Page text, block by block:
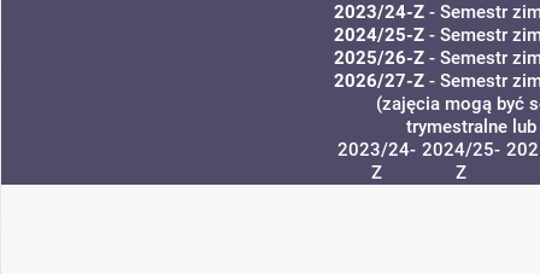
2023/24-Z - Semestr
2024/25-Z - Semestr
2025/26-Z - Semestr
2026/27-Z - Semestr
(zajęcia mogą być
trymestralne
2023/24-
Z
2024/25-
Z